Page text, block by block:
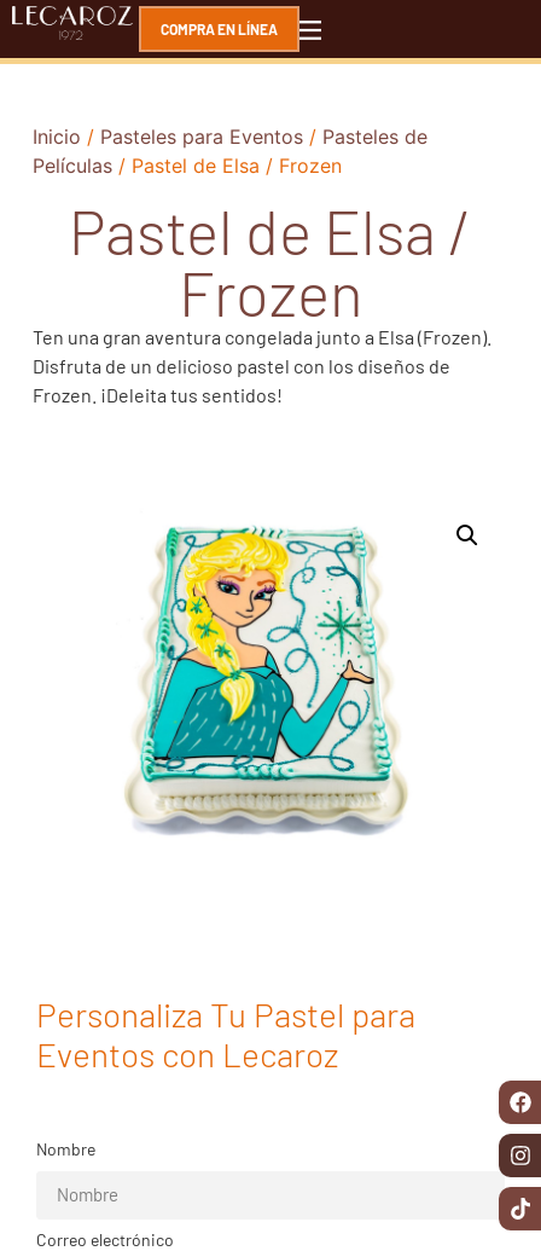
COMPRA EN LÍNEA
Inicio / Pasteles para Eventos/ Pasteles de
Películas/ Pastel de Elsa / Frozen
Pastel de Elsa /
Frozen
Ten una gran aventura congelada junto a Elsa (Frozen).
Disfruta de un delicioso pastel con los diseños de
Frozen. ¡Deleita tus sentidos!
Personaliza Tu Pastel para
Eventos con Lecaroz
Nombre
Correo electrónico